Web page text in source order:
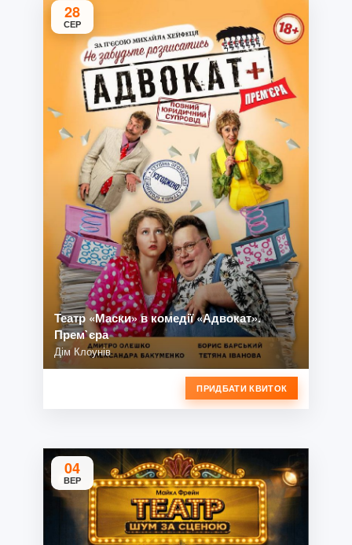
28
СЕР
Театр «Маски» в комедії «Адвокат».
Прем`єра
Дім Клоунів
ПРИДБАТИ КВИТОК
04
ВЕР